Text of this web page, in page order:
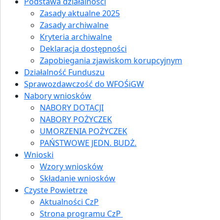
Zasady aktualne 2025
Zasady archiwalne
Kryteria archiwalne
Deklaracja dostępności
Zapobiegania zjawiskom korupcyjnym
Działalność Funduszu
Sprawozdawczość do WFOŚiGW
Nabory wniosków
NABORY DOTACJI
NABORY POŻYCZEK
UMORZENIA POŻYCZEK
PAŃSTWOWE JEDN. BUDŻ.
Wnioski
Wzory wniosków
Składanie wniosków
Czyste Powietrze
Aktualności CzP
Strona programu CzP